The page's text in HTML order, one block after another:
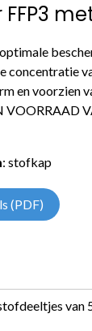
concentratie
en voorzien
VOORRAAD
: stofkap
(PDF)
van